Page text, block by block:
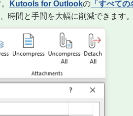
Kutools for Outlookの 「すべて
時間と手間を大幅に削減できます。